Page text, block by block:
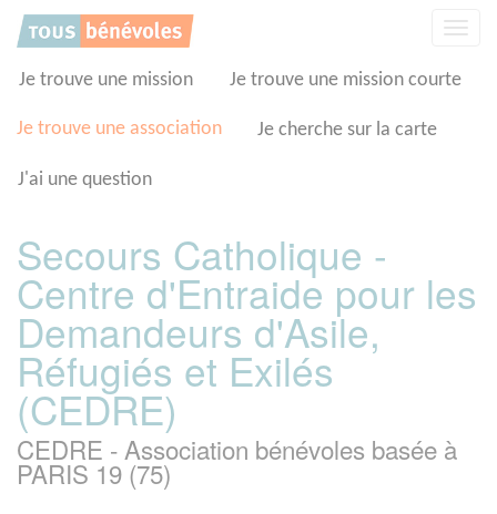
Je trouve une mission Je trouve une mission courte
Je trouve une association Je cherche sur la carte
J'ai une question
Secours Catholique -
Centre d'Entraide pour les
Demandeurs d'Asile,
Réfugiés et Exilés
(CEDRE)
CEDRE - Association bénévoles basée à
PARIS 19 (75)
Panneau de gestion des cookies